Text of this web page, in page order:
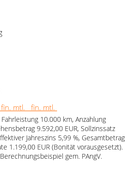
fin. mtl. fin. mtl.
10.000 km, Anzahlung
9.592,00 EUR, Sollzinssatz
Jahreszins 5,99 %, Gesamtbetrag
1.199,00 EUR (Bonität vorausgesetzt).
gem. PAngV.